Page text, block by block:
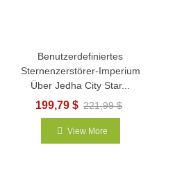
Benutzerdefiniertes
Sternenzerstörer-Imperium
Über Jedha City Star...
199,79 $ 221,99 $
View More